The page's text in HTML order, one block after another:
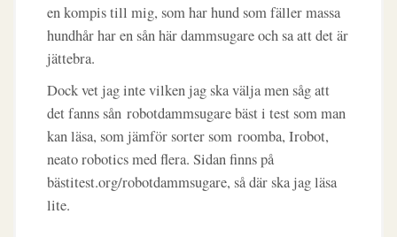
en kompis till mig, som har hund som fäller massa
hundhår har en sån här dammsugare och sa att det är
jättebra.
Dock vet jag inte vilken jag ska välja men såg att
det fanns sån robotdammsugare bäst i test som man
kan läsa, som jämför sorter som roomba, Irobot,
neato robotics med flera. Sidan finns på
bästitest.org/robotdammsugare, så där ska jag läsa
lite.